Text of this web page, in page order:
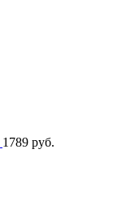
1789 руб.